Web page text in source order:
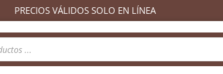
PRECIOS VÁLIDOS SOLO EN LÍNEA